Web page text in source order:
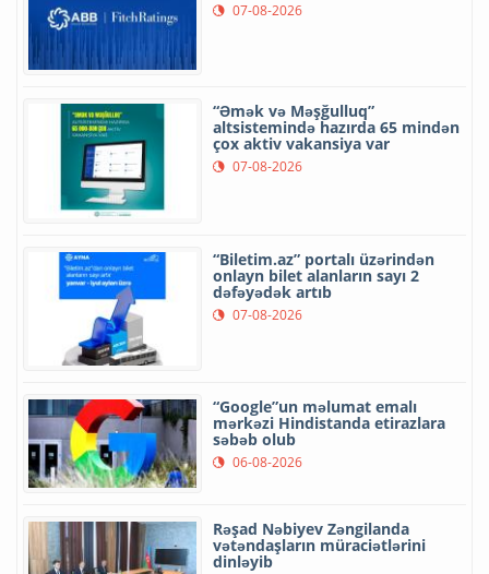
07-08-2026
“Əmək və Məşğulluq”
altsistemində hazırda 65 mindən
çox aktiv vakansiya var
07-08-2026
“Biletim.az” portalı üzərindən
onlayn bilet alanların sayı 2
dəfəyədək artıb
07-08-2026
“Google”un məlumat emalı
mərkəzi Hindistanda etirazlara
səbəb olub
06-08-2026
Rəşad Nəbiyev Zəngilanda
vətəndaşların müraciətlərini
dinləyib